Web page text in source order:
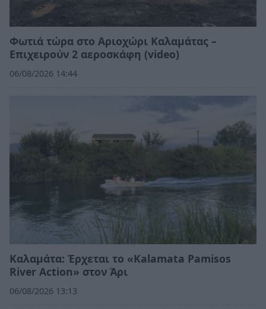
Φωτιά τώρα στο Αριοχώρι Καλαμάτας –
Επιχειρούν 2 αεροσκάφη (video)
06/08/2026 14:44
Καλαμάτα: Έρχεται το «Kalamata Pamisos
River Action» στον Άρι
06/08/2026 13:13